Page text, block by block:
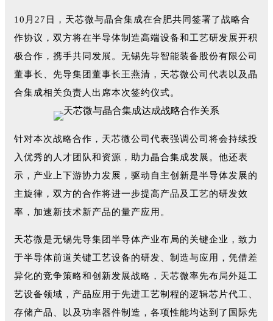
10月27日，天芯微与晶合集成在合肥共同签署了战略合
作协议，双方将在半导体制造高端设备和工艺研发展开积
极合作，携手共同发展。无锡先导智能装备股份有限公司
董事长、先导集团董事长王燕清，天芯微公司代表以及晶
合集成相关负责人出席本次签约仪式。
针对本次战略合作，天芯微公司代表强调公司将会持续投
入优秀的人才团队和资源，助力晶合集成发展。他还表
示，产业上下游协力发展，驱动自主创新是半导体发展的
主旋律，双方的合作将进一步提高产品及工艺的研发效
率，加速新技术新产品的量产应用。
天芯微是无锡先导集团半导体产业布局的关键企业，致力
于半导体前道关键工艺设备的研发、制造与应用，凭借差
异化的竞争策略和创新发展战略，天芯微率先布局外延工
艺设备领域，产品应用于先进工艺制程的逻辑芯片代工、
存储产品、以及功率器件制造，各项性能均达到了国际先